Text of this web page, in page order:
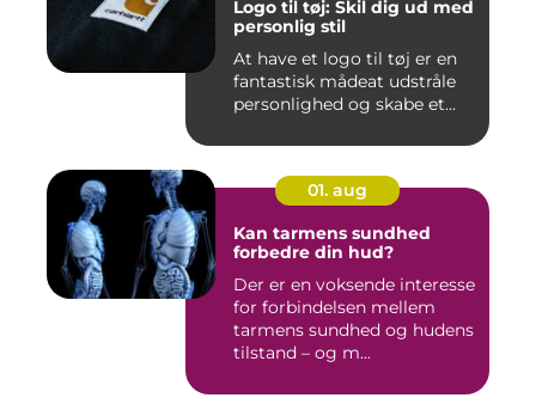
Logo til tøj: Skil dig ud med
personlig stil
At have et logo til tøj er en
fantastisk mådeat udstråle
personlighed og skabe et...
01. aug
Kan tarmens sundhed
forbedre din hud?
Der er en voksende interesse
for forbindelsen mellem
tarmens sundhed og hudens
tilstand – og m...